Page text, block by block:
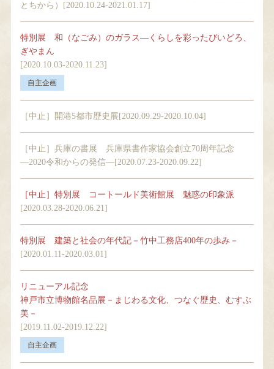
とちから）[2020.10.24-2021.01.17]
特別展 和（なごみ）のガラス―くらしを彩ったびいどろ、
ぎやまん
[2020.10.03-2020.11.23]
［中止］開港5都市歴史展[2020.09.29-2020.10.04]
［中止］兵庫の書展 兵庫県書作家協会創立70周年記念
―2020令和からの発信―[2020.07.23-2020.09.22]
［中止］特別展 コートールド美術館展 魅惑の印象派
[2020.03.28-2020.06.21]
特別展 建築と社会の年代記－竹中工務店400年の歩み－
[2020.01.11-2020.03.01]
リニューアル記念
神戸市立博物館名品展－まじわる文化、つなぐ歴史、むすぶ
美－
[2019.11.02-2019.12.22]